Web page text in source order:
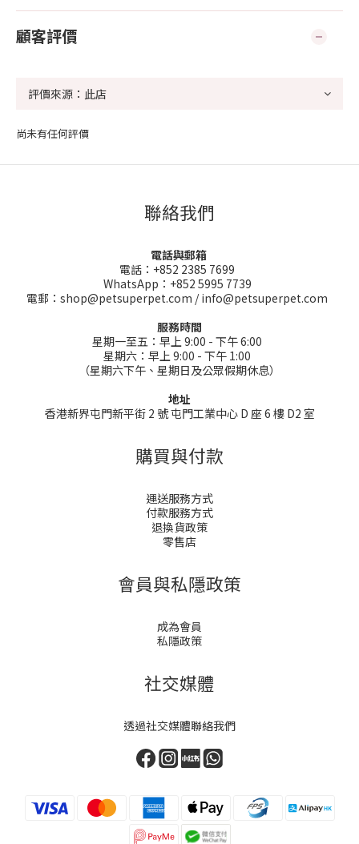
顧客評價
尚未有任何評價
聯絡我們
電話與郵箱
電話：+852 2385 7699
WhatsApp：+852 5995 7739
電郵：shop@petsuperpet.com / info@petsuperpet.com
服務時間
星期一至五：早上 9:00 - 下午 6:00
星期六：早上 9:00 - 下午 1:00
（星期六下午、星期日及公眾假期休息）
地址
香港新界屯門新平街 2 號 屯門工業中心 D 座 6 樓 D2 室
購買與付款
運送服務方式
付款服務方式
退換貨政策
零售店
會員與私隱政策
成為會員
私隱政策
社交媒體
透過社交媒體聯絡我們